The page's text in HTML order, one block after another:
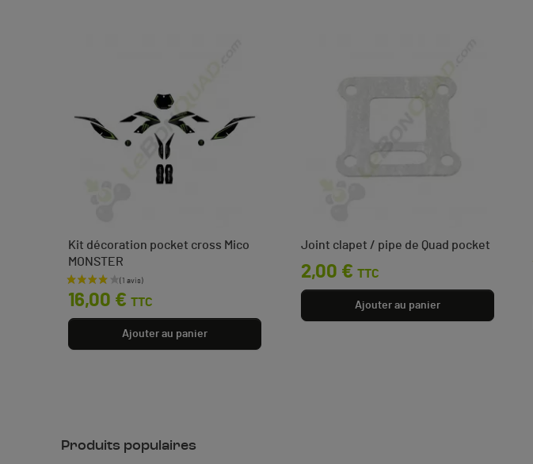
Kit décoration pocket cross Mico
MONSTER
Prix
16,00 € TTC
Ajouter au panier
Joint clapet / pipe de Quad pocket
Prix
2,00 € TTC
Ajouter au panier
Produits populaires